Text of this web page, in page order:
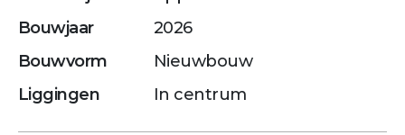
Bouwjaar
2026
Bouwvorm
Nieuwbouw
Liggingen
In centrum